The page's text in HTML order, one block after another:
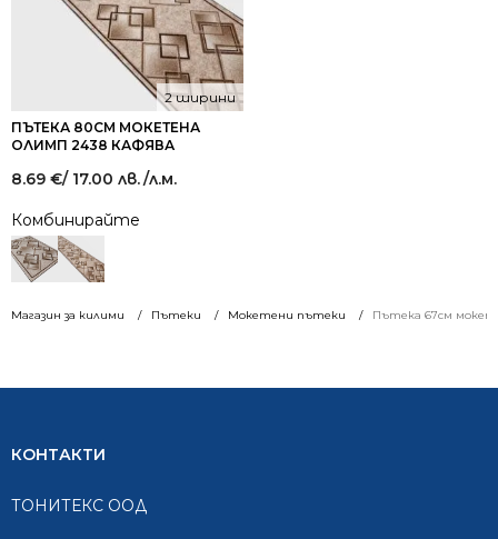
Магазин за килими Пътеки Мокетени пътеки Пътека 67см
ПЪТЕКА 80СМ МОКЕТЕНА
ОЛИМП 2438 КАФЯВА
2 ширини
8.69 €/ 17.00 лв./л.м.
Комбинирайте
КОНТАКТИ
ТОНИТЕКС ООД